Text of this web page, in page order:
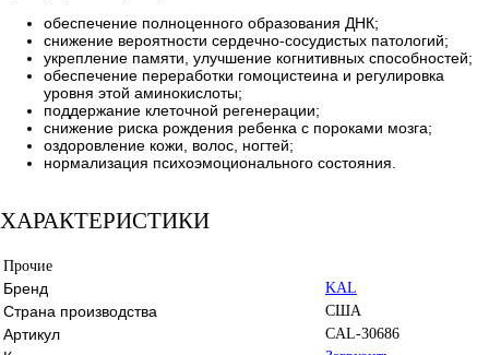
обеспечение полноценного образования ДНК;
снижение вероятности сердечно-сосудистых патологий;
укрепление памяти, улучшение когнитивных способностей;
обеспечение переработки гомоцистеина и регулировка
уровня этой аминокислоты;
поддержание клеточной регенерации;
снижение риска рождения ребенка с пороками мозга;
оздоровление кожи, волос, ногтей;
нормализация психоэмоционального состояния.
ХАРАКТЕРИСТИКИ
Прочие
Бренд KAL
Страна производства США
Артикул CAL-30686